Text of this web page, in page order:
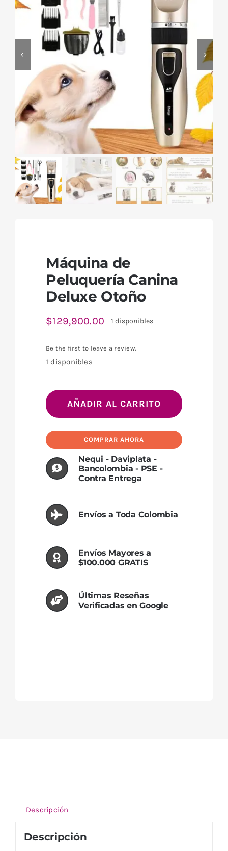
Máquina de
Peluquería Canina
Deluxe Otoño
$129,900.00 1 disponibles
Be the first to leave a review.
1 disponibles
de
Peluquería
Canina
Otoño
cantidad
AÑADIR AL CARRITO
COMPRAR AHORA
Nequi - Daviplata -
Bancolombia - PSE -
Contra Entrega
Envíos a Toda Colombia
Envíos Mayores a
$100.000 GRATIS
Últimas Reseñas
Verificadas en Google
Descripción
Descripción